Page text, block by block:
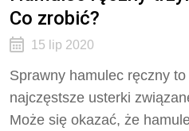
Co zrobić?
15 lip 2020
Sprawny hamulec ręczny
najczęstsze usterki
Może się okazać, że